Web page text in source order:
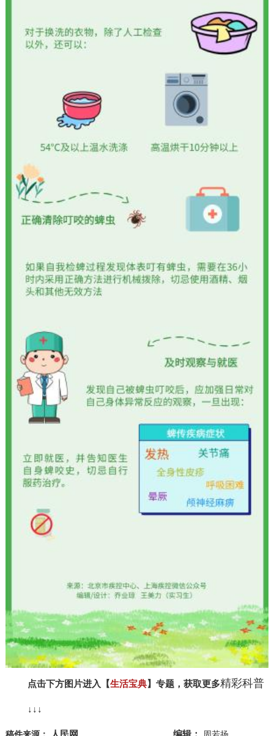
点击下方图片进入【生活宝典】专题，获取更多精彩科普
↓↓↓